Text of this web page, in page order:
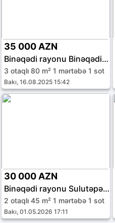
35 000 AZN
Binəqədi rayonu Binəqədi qəs.
3 otaqlı 80 m² 1 mərtəbə 1 sot
Bakı, 16.08.2025 15:42
30 000 AZN
Binəqədi rayonu Sulutəpə qəs.
2 otaqlı 45 m² 1 mərtəbə 1 sot
Bakı, 01.05.2026 17:11